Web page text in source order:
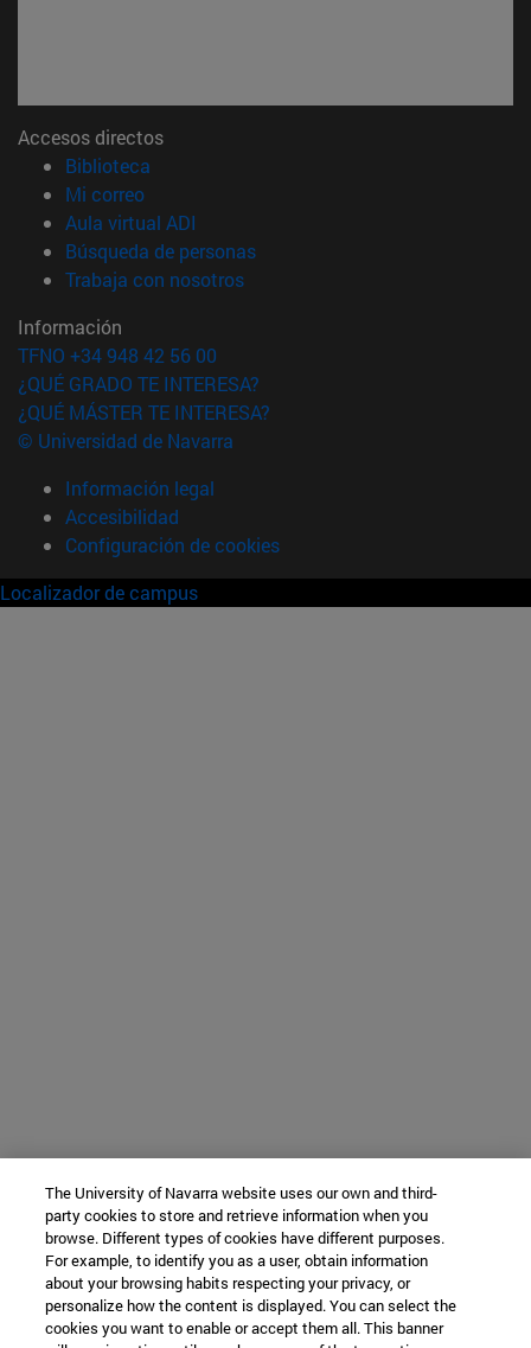
Accesos directos
Biblioteca
Mi correo(abre en nueva ventana)
Aula virtual ADI
Búsqueda de personas(abre en nueva ventana)
Trabaja con nosotros(abre en nueva ventana)
Información
TFNO +34 948 42 56 00
¿QUÉ GRADO TE INTERESA?
¿QUÉ MÁSTER TE INTERESA?
© Universidad de Navarra
Información legal
Accesibilidad
Configuración de cookies
Localizador de campus
The University of Navarra website uses our own and third-
party cookies to store and retrieve information when you
browse. Different types of cookies have different purposes.
For example, to identify you as a user, obtain information
about your browsing habits respecting your privacy, or
personalize how the content is displayed. You can select the
cookies you want to enable or accept them all. This banner